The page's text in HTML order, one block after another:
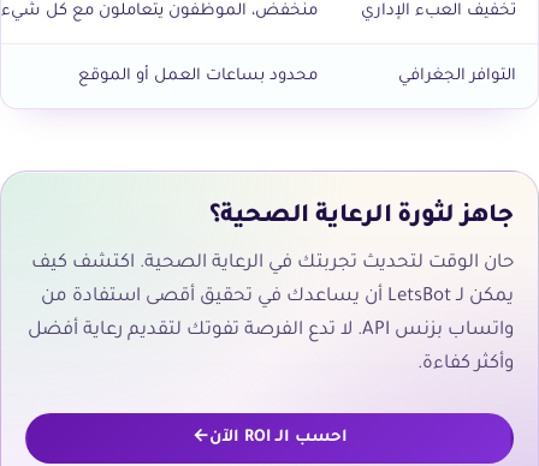
تخفيف العبء الإداري منخفض، الموظفون يتعاملون مع كل شيء
التوافر الجغرافي محدود بساعات العمل أو الموقع
جاهز لثورة الرعاية الصحية؟
حان الوقت لتحديث تجربتك في الرعاية الصحية. اكتشف كيف
يمكن لـ LetsBot أن يساعدك في تحقيق أقصى استفادة من
واتساب بزنس API. لا تدع الفرصة تفوتك لتقديم رعاية أفضل
وأكثر كفاءة.
احسب الـ ROI الآن